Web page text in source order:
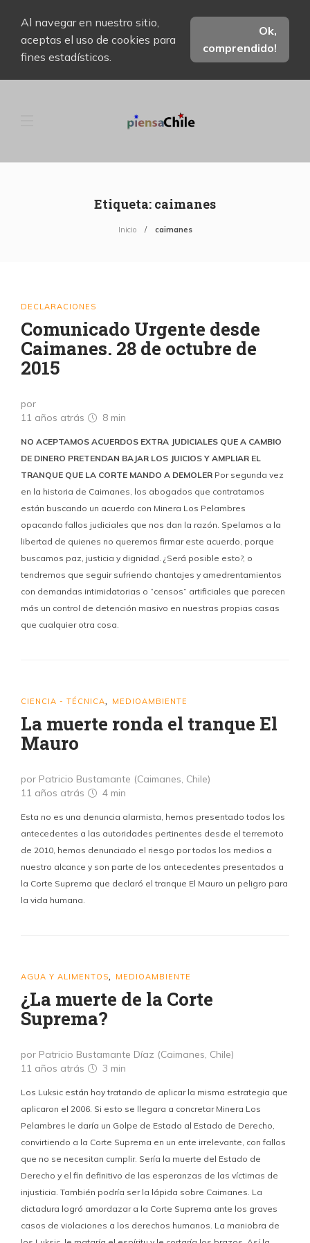
Al navegar en nuestro sitio,
aceptas el uso de cookies para
fines estadísticos.
Ok,
comprendido!
Etiqueta: caimanes
Inicio caimanes
DECLARACIONES
Comunicado Urgente desde
Caimanes. 28 de octubre de
2015
por
11 años atrás
8 min
NO ACEPTAMOS ACUERDOS EXTRA JUDICIALES QUE A CAMBIO
DE DINERO PRETENDAN BAJAR LOS JUICIOS Y AMPLIAR EL
TRANQUE QUE LA CORTE MANDO A DEMOLER Por segunda vez
en la historia de Caimanes, los abogados que contratamos
están buscando un acuerdo con Minera Los Pelambres
opacando fallos judiciales que nos dan la razón. Spelamos a la
libertad de quienes no queremos firmar este acuerdo, porque
buscamos paz, justicia y dignidad. ¿Será posible esto?, o
tendremos que seguir sufriendo chantajes y amedrentamientos
con demandas intimidatorias o “censos” artificiales que parecen
más un control de detención masivo en nuestras propias casas
que cualquier otra cosa.
CIENCIA - TÉCNICA MEDIOAMBIENTE
La muerte ronda el tranque El
Mauro
por Patricio Bustamante (Caimanes, Chile)
11 años atrás
4 min
Esta no es una denuncia alarmista, hemos presentado todos los
antecedentes a las autoridades pertinentes desde el terremoto
de 2010, hemos denunciado el riesgo por todos los medios a
nuestro alcance y son parte de los antecedentes presentados a
la Corte Suprema que declaró el tranque El Mauro un peligro para
la vida humana.
AGUA Y ALIMENTOS MEDIOAMBIENTE
¿La muerte de la Corte
Suprema?
por Patricio Bustamante Díaz (Caimanes, Chile)
11 años atrás
3 min
Los Luksic están hoy tratando de aplicar la misma estrategia que
aplicaron el 2006. Si esto se llegara a concretar Minera Los
Pelambres le daría un Golpe de Estado al Estado de Derecho,
convirtiendo a la Corte Suprema en un ente irrelevante, con fallos
que no se necesitan cumplir. Sería la muerte del Estado de
Derecho y el fin definitivo de las esperanzas de las víctimas de
injusticia. También podría ser la lápida sobre Caimanes. La
dictadura logró amordazar a la Corte Suprema ante los graves
casos de violaciones a los derechos humanos. La maniobra de